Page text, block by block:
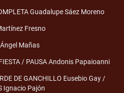
Guadalupe Sáez Moreno
Fresno
Mañas
/ PAUSA Andonis Papaioanni
DE GANCHILLO Eusebio Gay /
Ignacio Pajón